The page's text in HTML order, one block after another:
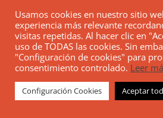
Usamos cookies en nuestro sitio
experiencia más relevante
visitas repetidas. Al hacer clic en
uso de TODAS las cookies. Sin
"Configuración de cookies" para
consentimiento controlado. Leer
Configuración Cookies Aceptar